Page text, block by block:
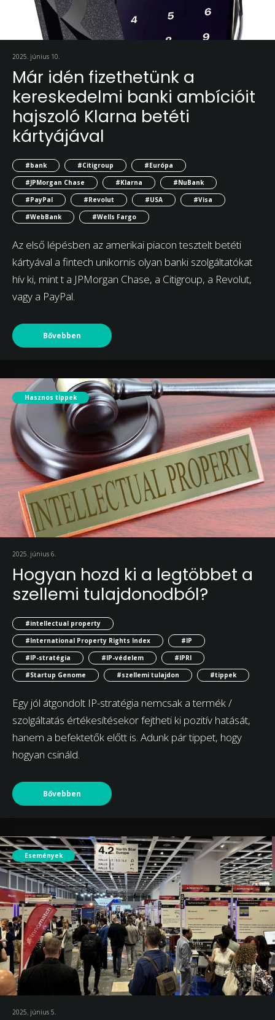
2025. június 10.
Már idén fizethetünk a
kereskedelmi banki ambícióit
hajszoló Klarna betéti
kártyájával
#bank #Citigroup
#Európa
#JPMorgan Chase
#Klarna
#NuBank
#PayPal
#Revolut #USA
#Visa
#WebBank
#Wells Fargo
Az első lépésben az amerikai piacon tesztelt betéti
kártyával a fintech unikornis olyan banki szolgáltatókat
hív ki, mint t a JPMorgan Chase, a Citigroup, a Revolut,
vagy a PayPal.
Bővebben
Hasznos tippek
2025. június 6.
Hogyan hozd ki a legtöbbet a
szellemi tulajdonodból?
#intellectual property
#International Property Rights Index
#IP
#IP-stratégia
#IP-védelem
#IPRI
#Startup Genome
#szellemi tulajdon #tippek
Egy jól átgondolt IP-stratégia nemcsak a termék /
szolgáltatás értékesítésekor fejtheti ki pozitív hatását,
hanem a befektetők előtt is. Adunk pár tippet, hogy
hogyan csináld.
Bővebben
Események
2025. június 5.